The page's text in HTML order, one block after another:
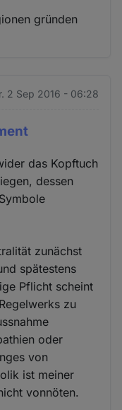
gründen
2 Sep 2016 - 06:28
das Kopftuch
dessen
zunächst
spätestens
Pflicht scheint
zu
oder
von
ist meiner
vonnöten.